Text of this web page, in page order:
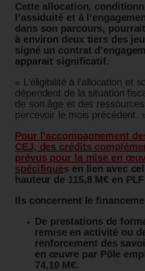
Cette allocation,
l’assiduité et à
dans son parcours,
à environ deux tiers des
signé un contrat
apparait significatif.
« L’éligibilité à l’allocation et
dépendent de la situation
de son âge et des ressources
percevoir le mois précédent.
Pour l’accompagnement
CEJ, des crédits
prévus pour la mise en
spécifiques en lien avec
hauteur de 115,8 M€ en
Ils concernent le
De prestations de
remise en activité ou
renforcement des
en œuvre par Pôle
74,10 M€.